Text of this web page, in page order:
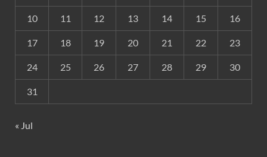
10 11 12 13 14 15 16
17 18 19 20 21 22 23
24 25 26 27 28 29 30
31
« Jul